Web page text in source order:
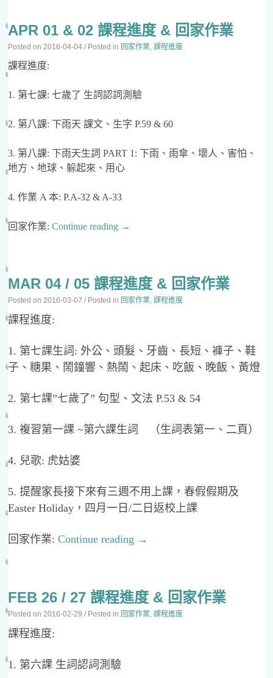
APR 01 & 02 課程進度 & 回家作業
Posted on2016-04-04 / Posted in 回家作業,課程進度
課程進度:
1. 第七課: 七歲了 生詞認詞測驗
2. 第八課: 下雨天 課文、生字 P.59 & 60
3. 第八課: 下雨天生詞 PART 1: 下雨、雨傘、壞人、害怕、
地方、地球、躲起來、用心
4. 作業 A 本: P.A-32 & A-33
回家作業:Continue reading →
MAR 04 / 05 課程進度 & 回家作業
Posted on2016-03-07 / Posted in 回家作業,課程進度
課程進度:
1. 第七課生詞: 外公、頭髮、牙齒、長短、褲子、鞋
子、糖果、鬧鐘響、熱鬧、起床、吃飯、晚飯、黃燈
2. 第七課”七歲了” 句型、文法 P.53 & 54
3. 複習第一課 ~第六課生詞 （生詞表第一、二頁）
4. 兒歌: 虎姑婆
5. 提醒家長接下來有三週不用上課，春假假期及
Easter Holiday，四月一日/二日返校上課
回家作業:Continue reading →
FEB 26 / 27 課程進度 & 回家作業
Posted on2016-02-29 / Posted in 回家作業,課程進度
課程進度:
1. 第六課 生詞認詞測驗